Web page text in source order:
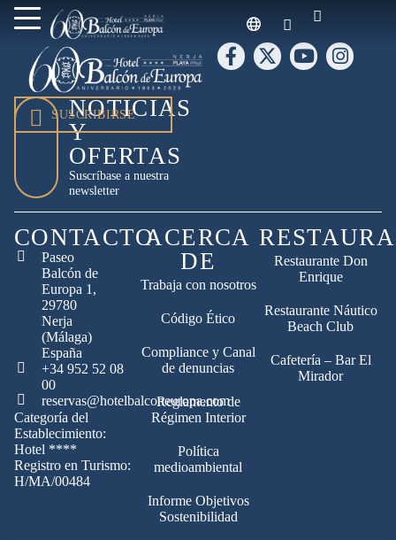
NOTICIAS
Y
OFERTAS
Suscríbase a nuestra
newsletter
SUSCRIBIRSE
CONTACTO
Paseo
Balcón de
Europa 1,
29780
Nerja
(Málaga)
España
+34 952 52 08
00
reservas@hotelbalconeuropa.com
Categoría del
Establecimiento:
Hotel ****
Registro en Turismo:
H/MA/00484
ACERCA
DE
Trabaja con nosotros
Código Ético
Compliance y Canal
de denuncias
Reglamento de
Régimen Interior
Política
medioambiental
Informe Objetivos
Sostenibilidad
Restaurante Don
Enrique
Restaurante Náutico
Beach Club
Cafetería – Bar El
Mirador